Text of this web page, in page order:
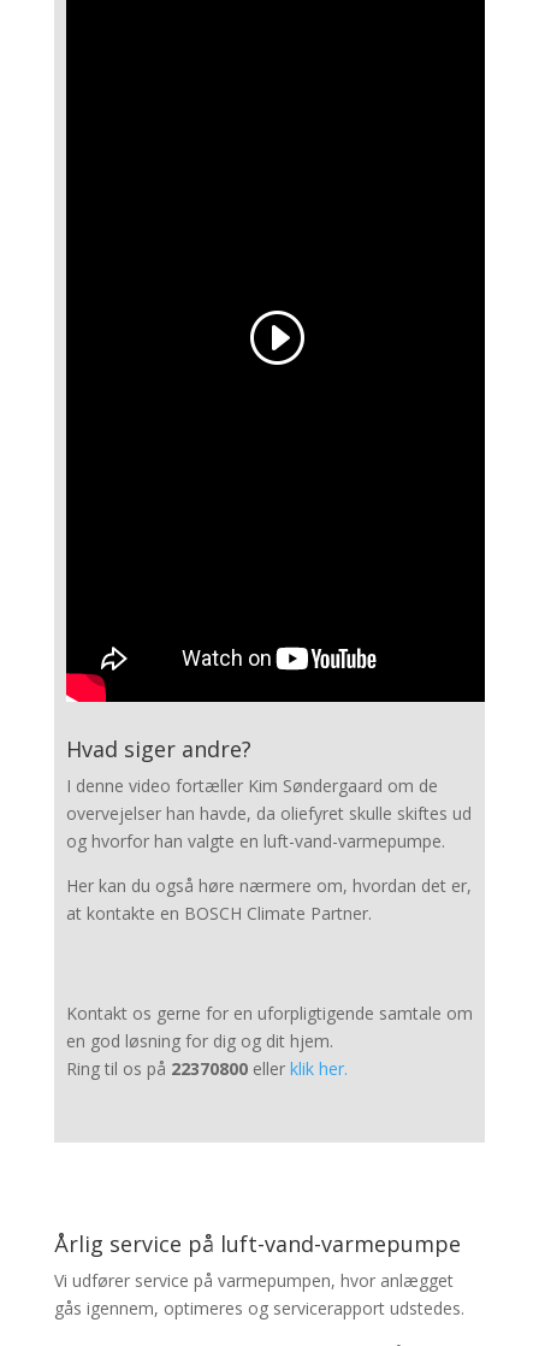
Hvad siger andre?
I denne video fortæller Kim Søndergaard om de
overvejelser han havde, da oliefyret skulle skiftes ud
og hvorfor han valgte en luft-vand-varmepumpe.
Her kan du også høre nærmere om, hvordan det er,
at kontakte en BOSCH Climate Partner.
Kontakt os gerne for en uforpligtigende samtale om
en god løsning for dig og dit hjem.
Ring til os på 22370800eller klik her.
Årlig service på luft-vand-varmepumpe
Vi udfører service på varmepumpen, hvor anlægget
gås igennem, optimeres og servicerapport udstedes.